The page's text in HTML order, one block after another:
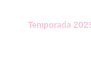
Temporada